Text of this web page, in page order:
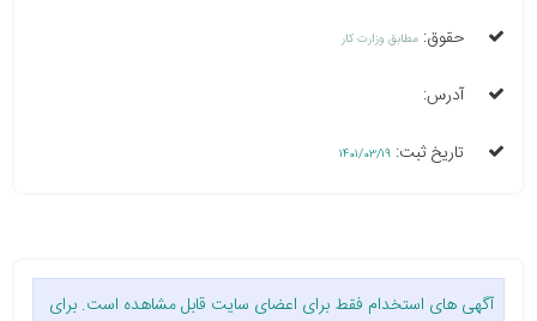
حقوق: مطابق وزارت کار
آدرس:
تاریخ ثبت: 1401/03/19
آگهی های استخدام فقط برای اعضای سایت قابل مشاهده است. برای